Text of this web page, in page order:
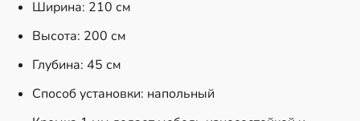
Ширина: 210 см
Высота: 200 см
Глубина: 45 см
Способ установки: напольный